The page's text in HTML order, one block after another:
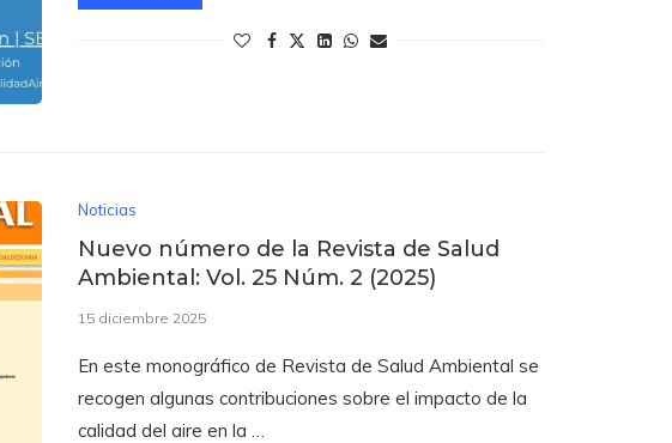
Noticias
Nuevo número de la Revista de Salud
Ambiental: Vol. 25 Núm. 2 (2025)
15 diciembre 2025
En este monográfico de Revista de Salud Ambiental se
recogen algunas contribuciones sobre el impacto de la
calidad del aire en la …